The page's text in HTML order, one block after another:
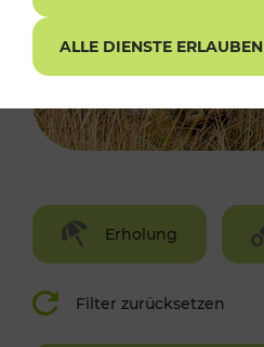
Erholung
Filter zurücksetzen
ALLE DIENSTE ERLAUBEN